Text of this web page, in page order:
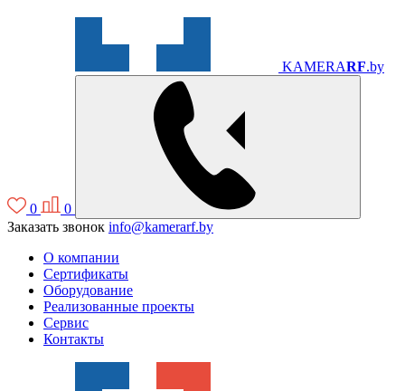
KAMERARF.by
0
0
Заказать звонок info@kamerarf.by
О компании
Сертификаты
Оборудование
Реализованные проекты
Сервис
Контакты